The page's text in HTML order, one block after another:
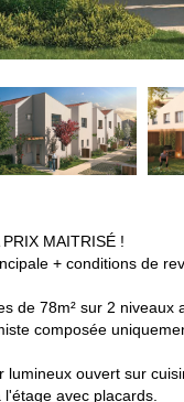
MAITRISÉ !
+ conditions de
de 78m² sur 2
composée
lumineux ouvert sur
avec placards.